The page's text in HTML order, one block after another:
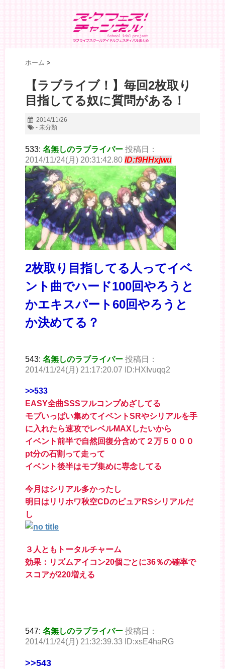
ホーム >
【ラブライブ！】毎回2枚取り
目指してる奴に質問がある！
2014/11/26
- 未分類
533: 名無しのラブライバー 投稿日：
2014/11/24(月) 20:31:42.80 ID:f9HHxjwu
2枚取り目指してる人ってイベ
ント曲でハード100回やろうと
かエキスパート60回やろうと
か決めてる？
543: 名無しのラブライバー 投稿日：
2014/11/24(月) 21:17:20.07 ID:HXIvuqq2
>>533
EASY全曲SSSフルコンプめざしてる
モブいっぱい集めてイベントSRやシリアルを手
に入れたら速攻でレベルMAXしたいから
イベント前半で自然回復分含めて２万５０００
pt分の石割って走って
イベント後半はモブ集めに専念してる
今月はシリアル多かったし
明日はリリホワ秋空CDのピュアRSシリアルだ
し
３人ともトータルチャーム
効果：リズムアイコン20個ごとに36％の確率で
スコアが220増える
547: 名無しのラブライバー 投稿日：
2014/11/24(月) 21:32:39.33 ID:xsE4haRG
>>543